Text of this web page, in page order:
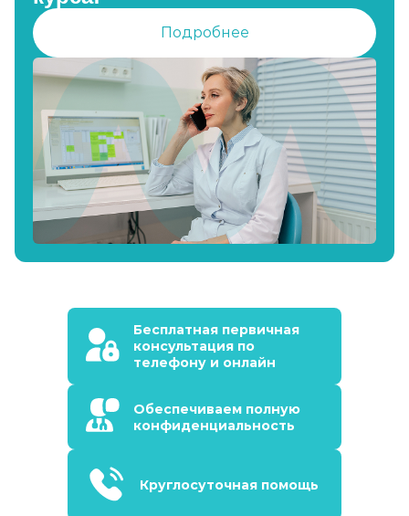
Подробнее
Бесплатная первичная
консультация по
телефону и онлайн
Обеспечиваем полную
конфиденциальность
Круглосуточная помощь